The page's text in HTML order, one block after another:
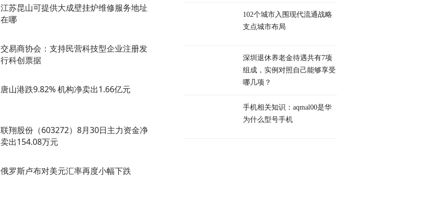
江苏昆山可提供大成壁挂炉维修服务地址
在哪
交易商协会：支持民营科技型企业注册发
行科创票据
唐山港跌9.82% 机构净卖出1.66亿元
联翔股份（603272）8月30日主力资金净
卖出154.08万元
俄罗斯卢布对美元汇率再度小幅下跌
102个城市入围现代流通战略
支点城市布局
深圳退休养老金待遇共有7项
组成，实例对照自己能够享受
哪几项？
手机相关知识：aqmal00是华
为什么型号手机